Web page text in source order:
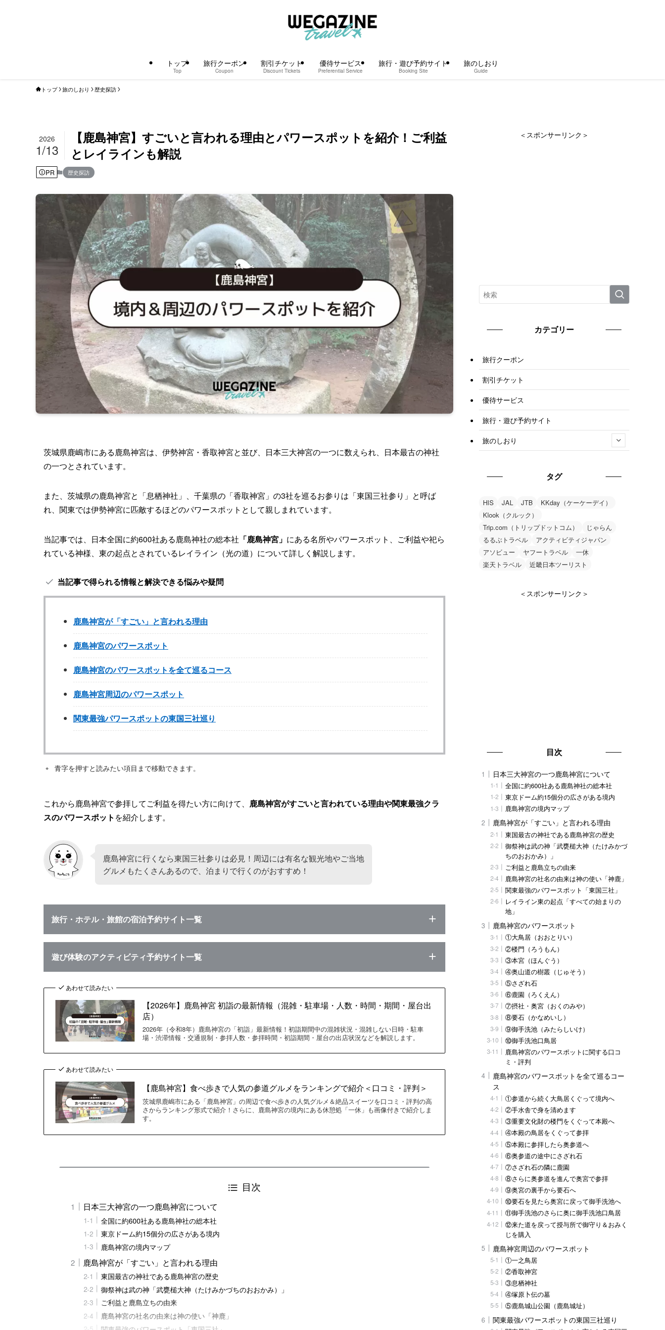
トップ
Top
旅行クーポン
Coupon
割引チケット
Discount Tickets
優待サービス
Preferential Service
旅行・遊び予約サイト
Booking Site
旅のしおり
Guide
トップ 旅のしおり 歴史探訪
【鹿島神宮】すごいと言われる理由とパワースポットを紹介！ご利益
とレイラインも解説
2026
1/13
PR 歴史探訪
茨城県鹿嶋市にある鹿島神宮は、伊勢神宮・香取神宮と並び、日本三大神宮の一つに数えられ、日本最古の神社
の一つとされています。
また、茨城県の鹿島神宮と「息栖神社」、千葉県の「香取神宮」の3社を巡るお参りは「東国三社参り」と呼ば
れ、関東では伊勢神宮に匹敵するほどのパワースポットとして親しまれています。
当記事では、日本全国に約600社ある鹿島神社の総本社 「鹿島神宮」 にある名所やパワースポット、ご利益や祀ら
れている神様、東の起点とされているレイライン（光の道）について詳しく解説します。
当記事で得られる情報と解決できる悩みや疑問
鹿島神宮が「すごい」と言われる理由
鹿島神宮のパワースポット
鹿島神宮のパワースポットを全て巡るコース
鹿島神宮周辺のパワースポット
関東最強パワースポットの東国三社巡り
青字を押すと読みたい項目まで移動できます。
これから鹿島神宮で参拝してご利益を得たい方に向けて、 鹿島神宮がすごいと言われている理由や関東最強クラ
スのパワースポット を紹介します。
鹿島神宮に行くなら東国三社参りは必見！周辺には有名な観光地やご当地
グルメもたくさんあるので、泊まりで行くのがおすすめ！
旅行・ホテル・旅館の宿泊予約サイト一覧
遊び体験のアクティビティ予約サイト一覧
あわせて読みたい
【2026年】鹿島神宮 初詣の最新情報（混雑・駐車場・人数・時間・期間・屋台出
店）
2026年（令和8年）鹿島神宮の「初詣」最新情報！初詣期間中の混雑状況・混雑しない日時・駐車
場・渋滞情報・交通規制・参拝人数・参拝時間・初詣期間・屋台の出店状況などを解説します。
あわせて読みたい
【鹿島神宮】食べ歩きで人気の参道グルメをランキングで紹介＜口コミ・評判＞
茨城県鹿嶋市にある「鹿島神宮」の周辺で食べ歩きの人気グルメ＆絶品スイーツを口コミ・評判の高
さからランキング形式で紹介！さらに、鹿島神宮の境内にある休憩処「一休」も画像付きで紹介しま
す。
目次
日本三大神宮の一つ鹿島神宮について
全国に約600社ある鹿島神社の総本社
東京ドーム約15個分の広さがある境内
鹿島神宮の境内マップ
鹿島神宮が「すごい」と言われる理由
東国最古の神社である鹿島神宮の歴史
御祭神は武の神「武甕槌大神（たけみかづちのおおかみ）」
ご利益と鹿島立ちの由来
鹿島神宮の社名の由来は神の使い「神鹿」
＜スポンサーリンク＞
カテゴリー
旅行クーポン
割引チケット
優待サービス
旅行・遊び予約サイト
旅のしおり
タグ
HIS JAL JTB
KKday（ケーケーデイ）
Klook（クルック）
Trip.com（トリップドットコム）
じゃらん
るるぶトラベル
アクティビティジャパン
アソビュー
ヤフートラベル
一休
楽天トラベル
近畿日本ツーリスト
＜スポンサーリンク＞
目次
日本三大神宮の一つ鹿島神宮について
全国に約600社ある鹿島神社の総本社
東京ドーム約15個分の広さがある境内
鹿島神宮の境内マップ
鹿島神宮が「すごい」と言われる理由
東国最古の神社である鹿島神宮の歴史
御祭神は武の神「武甕槌大神（たけみかづ
ちのおおかみ）」
ご利益と鹿島立ちの由来
鹿島神宮の社名の由来は神の使い「神鹿」
関東最強のパワースポット「東国三社」
レイライン東の起点「すべての始まりの
地」
鹿島神宮のパワースポット
①大鳥居（おおとりい）
②楼門（ろうもん）
③本宮（ほんぐう）
④奥山道の樹叢（じゅそう）
⑤さざれ石
⑥鹿園（ろくえん）
⑦摂社・奥宮（おくのみや）
⑧要石（かなめいし）
⑨御手洗池（みたらしいけ）
⑩御手洗池口鳥居
鹿島神宮のパワースポットに関する口コ
ミ・評判
鹿島神宮のパワースポットを全て巡るコー
ス
①参道から続く大鳥居くぐって境内へ
②手水舎で身を清めます
③重要文化財の楼門をくぐって本殿へ
④本殿の鳥居をくぐって参拝
⑤本殿に参拝したら奥参道へ
⑥奥参道の途中にさざれ石
⑦さざれ石の隣に鹿園
⑧さらに奥参道を進んで奥宮で参拝
⑨奥宮の裏手から要石へ
⑩要石を見たら奥宮に戻って御手洗池へ
⑪御手洗池のさらに奥に御手洗池口鳥居
⑫来た道を戻って授与所で御守り＆おみく
じを購入
鹿島神宮周辺のパワースポット
①一之鳥居
②香取神宮
③息栖神社
④塚原卜伝の墓
⑤鹿島城山公園（鹿島城址）
関東最強パワースポットの東国三社巡り